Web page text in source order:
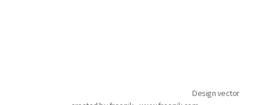
COPYRIGHT ⓒ 강남구청. ALL RIGHTS RESERVED.. /Design vector